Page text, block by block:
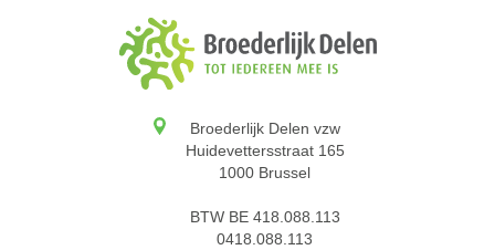
Broederlijk Delen vzw
Huidevettersstraat 165
1000 Brussel
BTW BE 418.088.113
0418.088.113